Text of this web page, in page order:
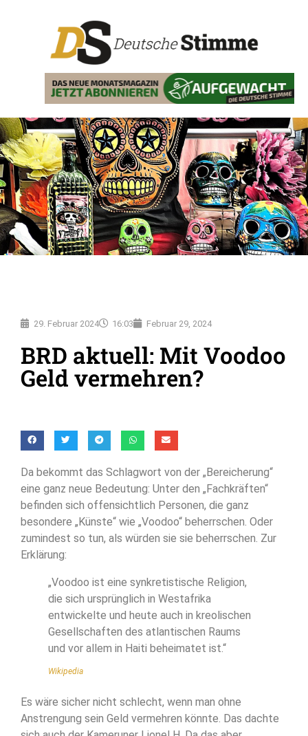
29. Februar 2024 16:03 Februar 29, 2024
BRD aktuell: Mit Voodoo
Geld vermehren?
Da bekommt das Schlagwort von der „Bereicherung“
eine ganz neue Bedeutung: Unter den „Fachkräften“
befinden sich offensichtlich Personen, die ganz
besondere „Künste“ wie „Voodoo“ beherrschen. Oder
zumindest so tun, als würden sie sie beherrschen. Zur
Erklärung:
„Voodoo ist eine synkretistische Religion,
die sich ursprünglich in Westafrika
entwickelte und heute auch in kreolischen
Gesellschaften des atlantischen Raums
und vor allem in Haiti beheimatet ist.“
Wikipedia
Es wäre sicher nicht schlecht, wenn man ohne
Anstrengung sein Geld vermehren könnte. Das dachte